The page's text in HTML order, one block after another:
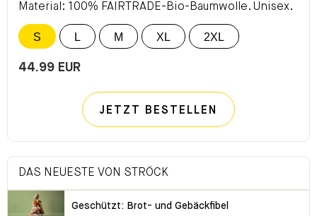
Material: 100% FAIRTRADE-Bio-Baumwolle. Unisex.
S L M XL 2XL
44.99 EUR
JETZT BESTELLEN
DAS NEUESTE VON STRÖCK
Geschützt: Brot- und Gebäckfibel